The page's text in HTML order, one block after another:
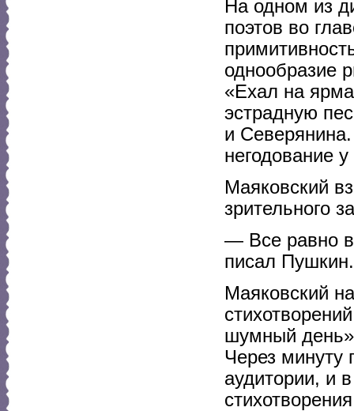
На одном из
поэтов во
однообразие
«Ехал на
эстрадную
и
негодование
Маяковский
зрительного
— Все равно
писал
Маяковский
шумный
Через минуту
аудитории, и